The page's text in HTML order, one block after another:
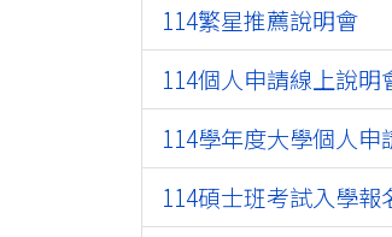
114繁星推薦說明會
114個人申請線上說明
114學年度大學個人申
114碩士班考試入學報